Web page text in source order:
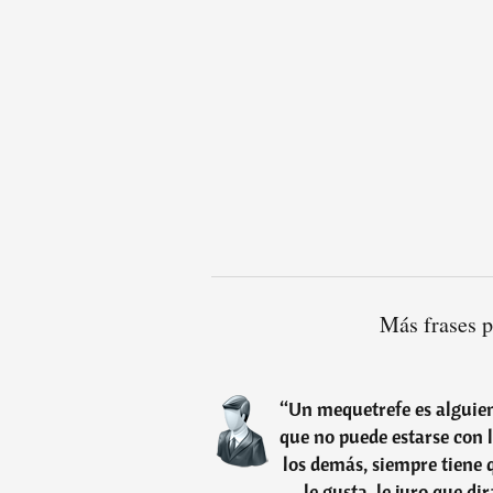
Más frases
“Un mequetrefe es
que no puede estarse
los demás, siempre